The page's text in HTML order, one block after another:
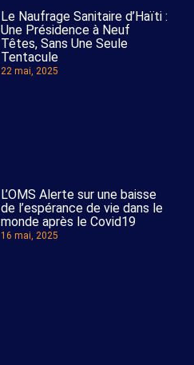
Le Naufrage Sanitaire d’Haïti :
Une Présidence à Neuf
Têtes, Sans Une Seule
Tentacule
22 mai, 2025
L’OMS Alerte sur une baisse
de l’espérance de vie dans le
monde après le Covid19
16 mai, 2025